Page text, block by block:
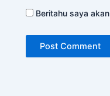
Beritahu saya